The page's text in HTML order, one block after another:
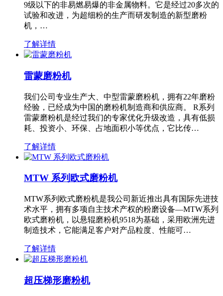
9级以下的非易燃易爆的非金属物料。它是经过20多次的
试验和改进，为超细粉的生产而研发制造的新型磨粉
机，…
了解详情
雷蒙磨粉机
我们公司专业生产大、中型雷蒙磨粉机，拥有22年磨粉
经验，已经成为中国的磨粉机制造商和供应商。 R系列
雷蒙磨粉机是经过我们的专家优化升级改造，具有低损
耗、投资小、环保、占地面积小等优点，它比传…
了解详情
MTW 系列欧式磨粉机
MTW系列欧式磨粉机是我公司新近推出具有国际先进技
术水平，拥有多项自主技术产权的粉磨设备—MTW系列
欧式磨粉机，以悬辊磨粉机9518为基础，采用欧洲先进
制造技术，它能满足客户对产品粒度、性能可…
了解详情
超压梯形磨粉机